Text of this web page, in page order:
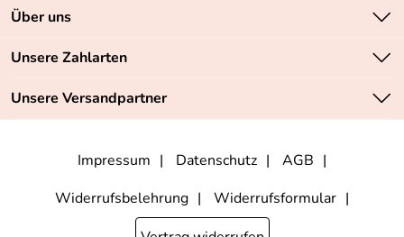
Kontakt
Retourenabwicklung
Lieferbedingungen
Über uns
Unsere Bestseller
Neu
Unsere Zahlarten
Unsere Versandpartner
Impressum Datenschutz
AGB
Widerrufsbelehrung
Widerrufsformular